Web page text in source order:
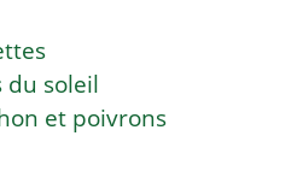
du soleil
et poivrons